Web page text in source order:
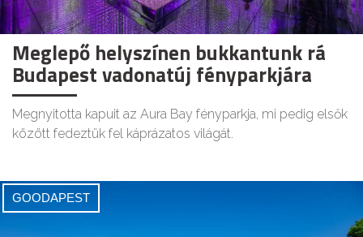
Meglepő helyszínen bukkantunk rá
Budapest vadonatúj fényparkjára
Megnyitotta kapuit az Aura Bay fényparkja, mi pedig elsők
között fedeztük fel káprázatos világát.
GOODAPEST